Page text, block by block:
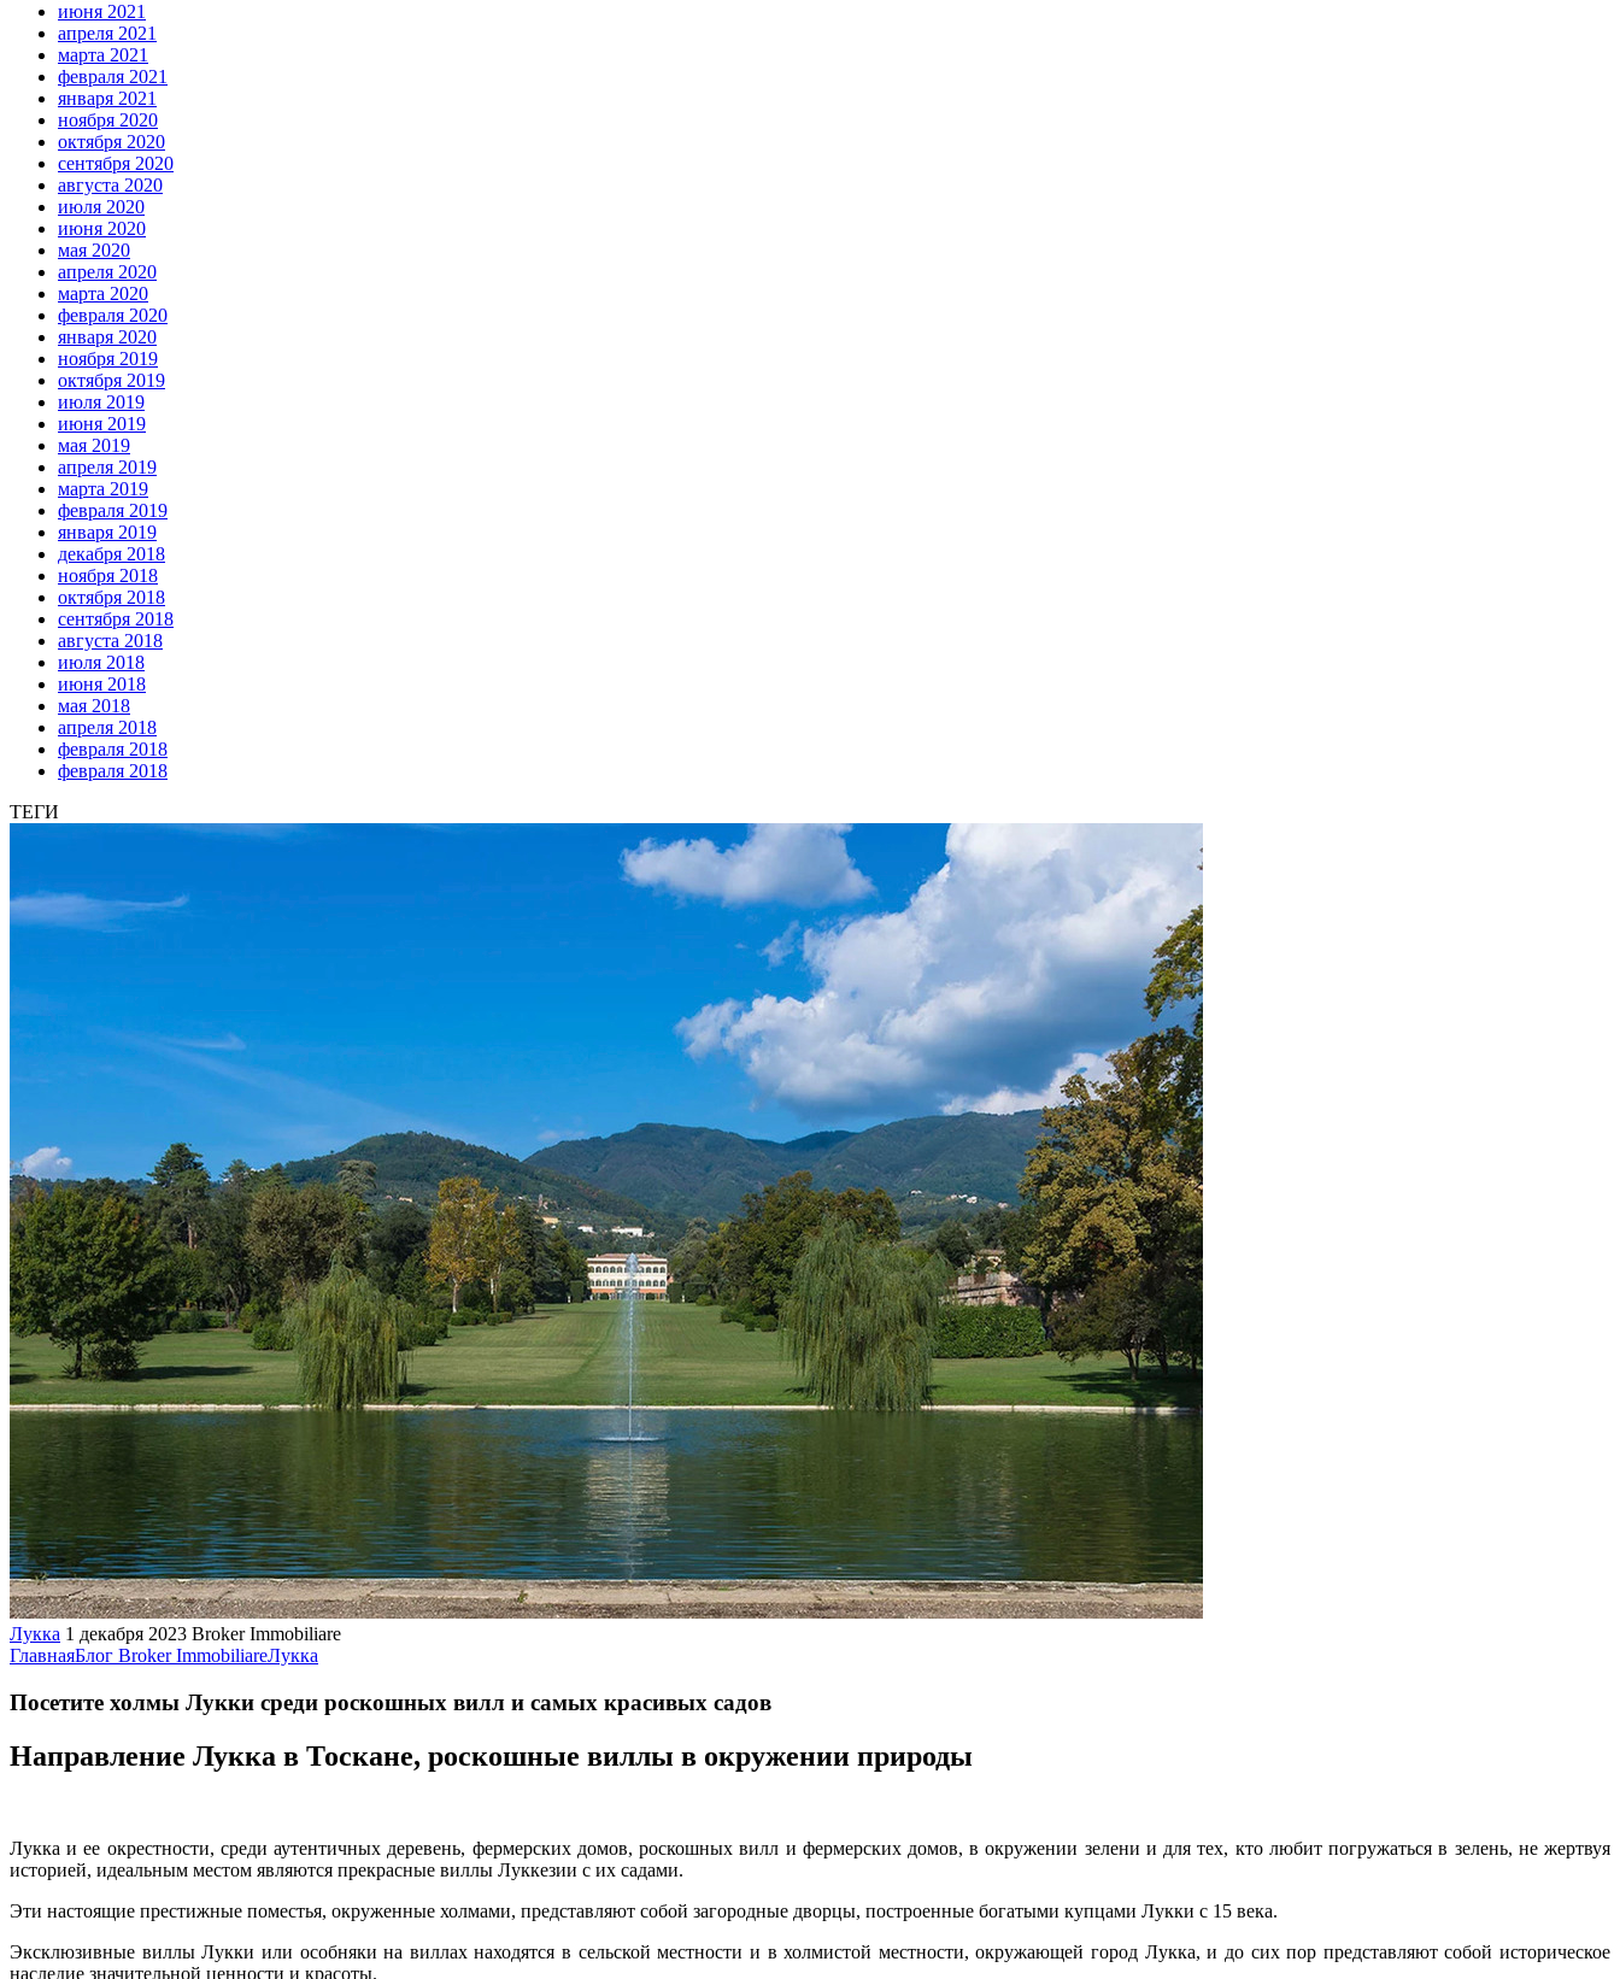
июня 2021
апреля 2021
марта 2021
февраля 2021
января 2021
ноября 2020
октября 2020
сентября 2020
августа 2020
июля 2020
июня 2020
мая 2020
апреля 2020
марта 2020
февраля 2020
января 2020
ноября 2019
октября 2019
июля 2019
июня 2019
мая 2019
апреля 2019
марта 2019
февраля 2019
января 2019
декабря 2018
ноября 2018
октября 2018
сентября 2018
августа 2018
июля 2018
июня 2018
мая 2018
апреля 2018
февраля 2018
февраля 2018
ТЕГИ
Лукка 1 декабря 2023 Broker Immobiliare
ГлавнаяБлог Broker ImmobiliareЛукка
Посетите холмы Лукки среди роскошных вилл и самых красивых садов
Направление Лукка в Тоскане, роскошные виллы в окружении природы
Лукка и ее окрестности, среди аутентичных деревень, фермерских домов, роскошных вилл и фермерских домов, в окружении зелени и для тех, кто любит погружаться в зелень, не жертвуя
историей, идеальным местом являются прекрасные виллы Луккезии с их садами.
Эти настоящие престижные поместья, окруженные холмами, представляют собой загородные дворцы, построенные богатыми купцами Лукки с 15 века.
Эксклюзивные виллы Лукки или особняки на виллах находятся в сельской местности и в холмистой местности, окружающей город Лукка, и до сих пор представляют собой историческое
наследие значительной ценности и красоты.